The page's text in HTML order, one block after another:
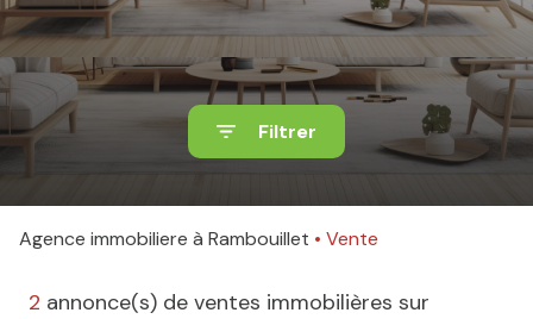
agence
contact
Filtrer
Agence immobiliere à Rambouillet Vente
2 annonce(s) de ventes immobilières sur